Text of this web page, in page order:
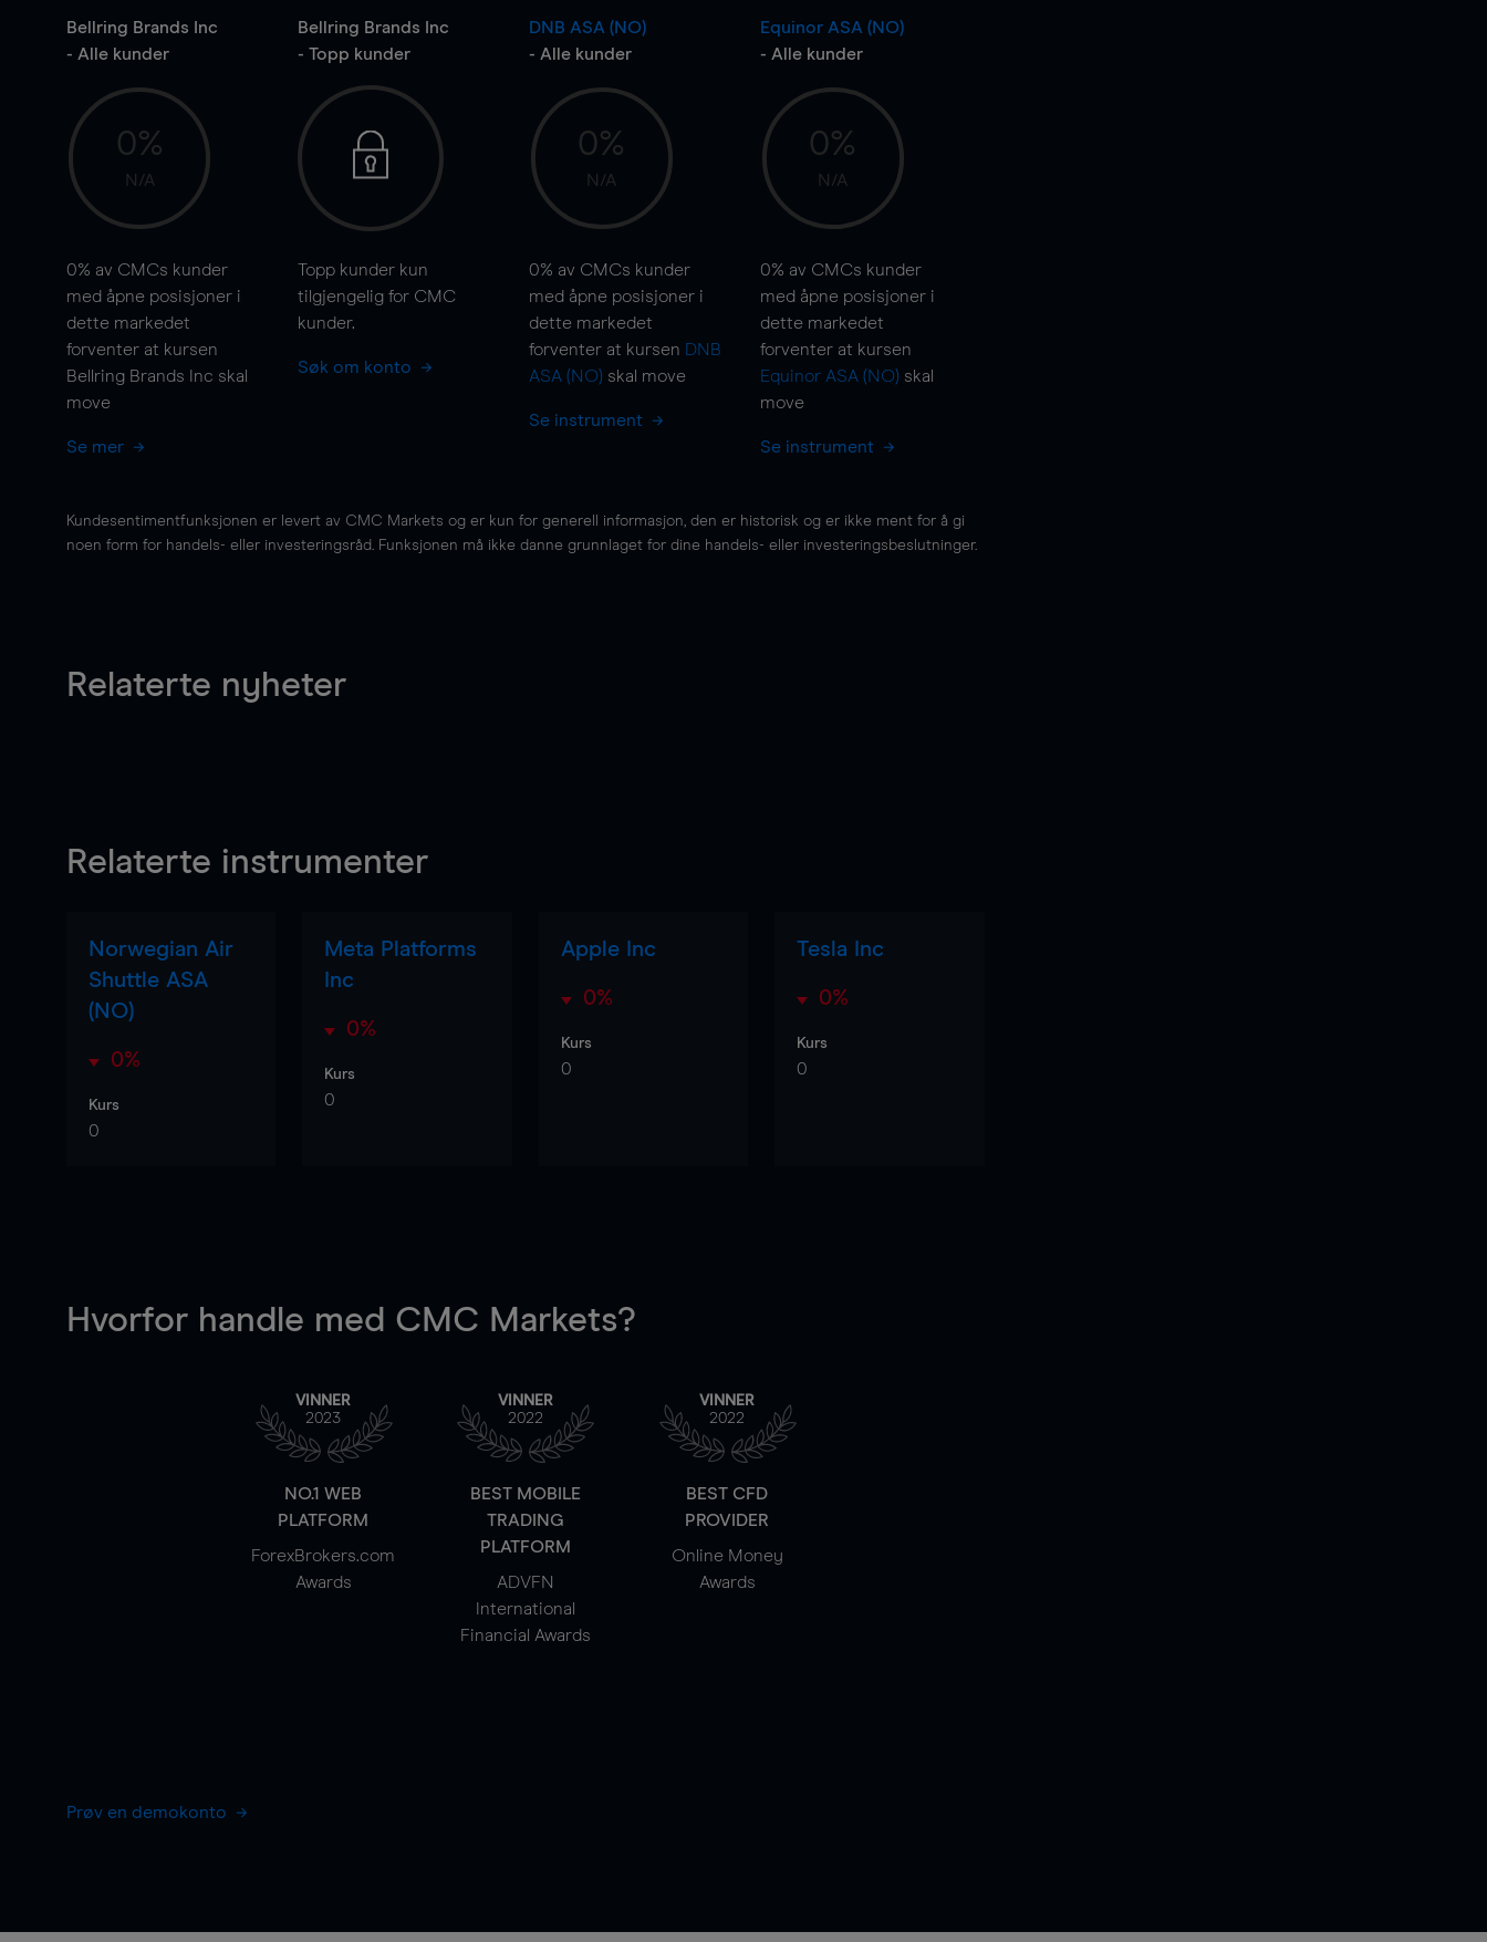
Bellring Brands Inc
- Alle kunder
0%
N/A
0% av CMCs kunder
med åpne posisjoner i
dette markedet
forventer at kursen
Bellring Brands Inc skal
move
Se mer
Bellring Brands Inc
- Topp kunder
Topp kunder kun
tilgjengelig for CMC
kunder.
Søk om konto
DNB ASA (NO)
- Alle kunder
0%
N/A
0% av CMCs kunder
med åpne posisjoner i
dette markedet
forventer at kursen DNB
ASA (NO) skal move
Se instrument
Equinor ASA (NO)
- Alle kunder
0%
N/A
0% av CMCs kunder
med åpne posisjoner i
dette markedet
forventer at kursen
Equinor ASA (NO) skal
move
Se instrument
Kundesentimentfunksjonen er levert av CMC Markets og er kun for generell informasjon, den er historisk og er ikke ment for å gi
noen form for handels- eller investeringsråd. Funksjonen må ikke danne grunnlaget for dine handels- eller investeringsbeslutninger.
Relaterte nyheter
Relaterte instrumenter
Norwegian Air
Shuttle ASA
(NO)
0%
Kurs
0
Meta Platforms
Inc
0%
Kurs
0
Apple Inc
0%
Kurs
0
Tesla Inc
0%
Kurs
0
Hvorfor handle med CMC Markets?
VINNER
2023
NO.1 WEB
PLATFORM
ForexBrokers.com
Awards
VINNER
2022
BEST MOBILE
TRADING
PLATFORM
ADVFN
International
Financial Awards
VINNER
2022
BEST CFD
PROVIDER
Online Money
Awards
Prøv en demokonto